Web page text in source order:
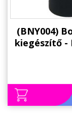
(BNY004)
kiegészítő -
-